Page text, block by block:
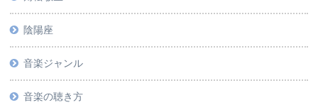
陰陽座
音楽ジャンル
音楽の聴き方